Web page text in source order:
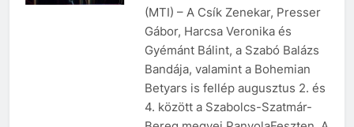
(MTI) – A Csík Zenekar, Presser
Gábor, Harcsa Veronika és
Gyémánt Bálint, a Szabó Balázs
Bandája, valamint a Bohemian
Betyars is fellép augusztus 2. és
4. között a Szabolcs-Szatmár-